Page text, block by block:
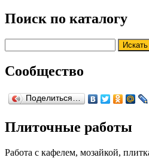
Поиск по каталогу
Сообщество
Поделиться…
Плиточные работы
Работа с кафелем, мозайкой,